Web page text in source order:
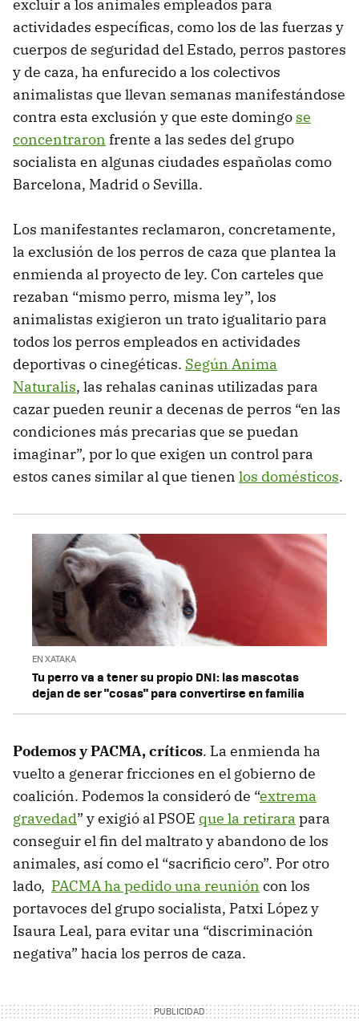
excluir a los animales empleados para
actividades específicas, como los de las fuerzas y
cuerpos de seguridad del Estado, perros pastores
y de caza, ha enfurecido a los colectivos
animalistas que llevan semanas manifestándose
contra esta exclusión y que este domingo se
concentraron frente a las sedes del grupo
socialista en algunas ciudades españolas como
Barcelona, Madrid o Sevilla.
Los manifestantes reclamaron, concretamente,
la exclusión de los perros de caza que plantea la
enmienda al proyecto de ley. Con carteles que
rezaban “mismo perro, misma ley”, los
animalistas exigieron un trato igualitario para
todos los perros empleados en actividades
deportivas o cinegéticas. Según Anima
Naturalis, las rehalas caninas utilizadas para
cazar pueden reunir a decenas de perros “en las
condiciones más precarias que se puedan
imaginar”, por lo que exigen un control para
estos canes similar al que tienen los domésticos.
EN XATAKA
Tu perro va a tener su propio DNI: las mascotas
dejan de ser "cosas" para convertirse en familia
Podemos y PACMA, críticos. La enmienda ha
vuelto a generar fricciones en el gobierno de
coalición. Podemos la consideró de “extrema
gravedad” y exigió al PSOE que la retirara para
conseguir el fin del maltrato y abandono de los
animales, así como el “sacrificio cero”. Por otro
lado, PACMA ha pedido una reunión con los
portavoces del grupo socialista, Patxi López y
Isaura Leal, para evitar una “discriminación
negativa” hacia los perros de caza.